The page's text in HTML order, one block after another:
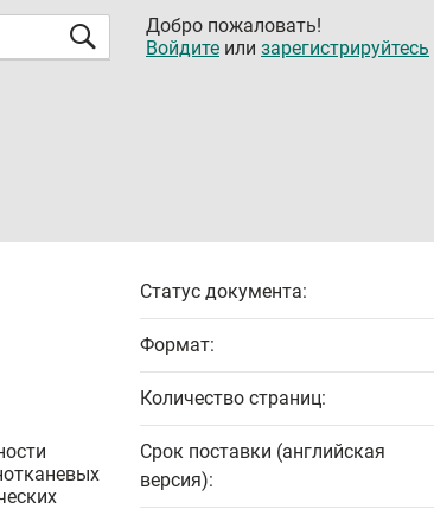
Добро пожаловать!
Войдите или зарегистрируйтесь
Статус документа:
Формат:
Количество страниц:
Срок поставки (английская
версия):